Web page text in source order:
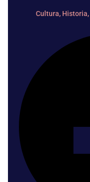
Cultura, Historia,